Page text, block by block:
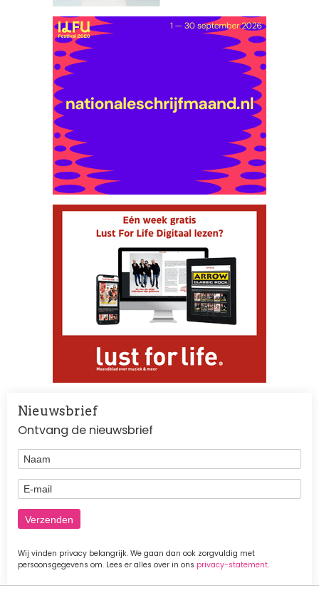
Nieuwsbrief
Ontvang de nieuwsbrief
Naam
E-mail
Wij vinden privacy belangrijk. We gaan dan ook zorgvuldig met
persoonsgegevens om. Lees er alles over in ons privacy-statement.